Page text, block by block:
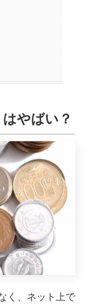
やばい？
く、ネット上で